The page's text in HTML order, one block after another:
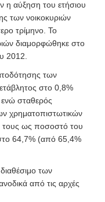
η αύξηση του ετήσιου
των νοικοκυριών
τρίμηνο. Το
διαμορφώθηκε στο
2012.
των
στο 0,8%
σταθερός
χρηματοπιστωτικών
τους ως ποσοστό του
64,7% (από 65,4%
των
από τις αρχές